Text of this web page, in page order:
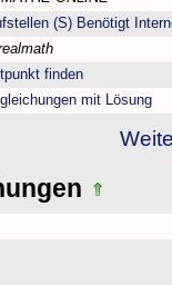
(S) Benötigt
finden
mit Lösung